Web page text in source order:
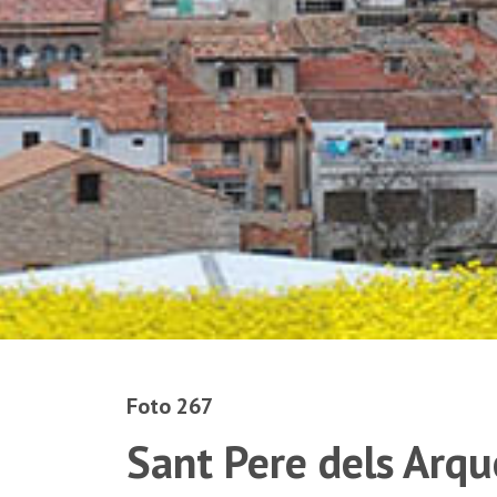
Foto 267
Sant Pere dels